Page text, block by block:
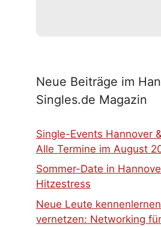
Neue Beiträge im
Singles.de Magazin
Single-Events Hannover
Alle Termine im August
Sommer-Date in
Hitzestress
Neue Leute
vernetzen: Networking